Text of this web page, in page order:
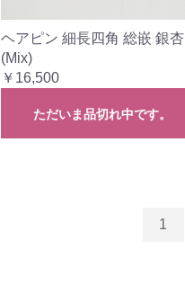
ヘアピン 細長四角 総嵌 銀杏
(Mix)
￥16,500
ただいま品切れ中です。
1